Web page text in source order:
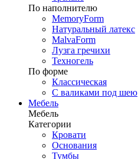
По наполнителю
MemoryForm
Натуральный латекс
MalvaForm
Лузга гречихи
Техногель
По форме
Классическая
С валиками под шею
Мебель
Мебель
Категории
Кровати
Основания
Тумбы